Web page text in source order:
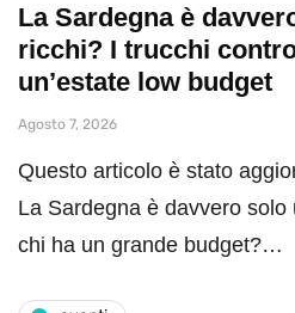
La Sardegna è
ricchi? I trucchi
un’estate low budget
Agosto 7, 2026
Questo articolo è stato
La Sardegna è davvero
chi ha un grande budget?…